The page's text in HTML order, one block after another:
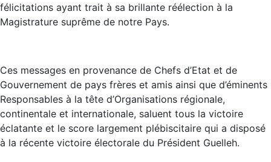
félicitations ayant trait à sa brillante réélection à la
Magistrature suprême de notre Pays.
Ces messages en provenance de Chefs d’Etat et de
Gouvernement de pays frères et amis ainsi que d’éminents
Responsables à la tête d’Organisations régionale,
continentale et internationale, saluent tous la victoire
éclatante et le score largement plébiscitaire qui a disposé
à la récente victoire électorale du Président Guelleh.